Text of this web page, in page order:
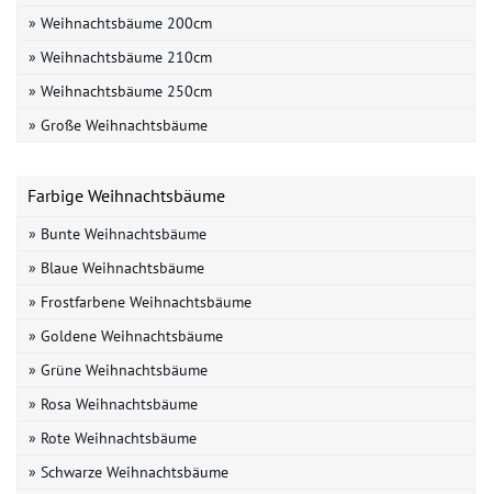
» Weihnachtsbäume 200cm
» Weihnachtsbäume 210cm
» Weihnachtsbäume 250cm
» Große Weihnachtsbäume
Farbige Weihnachtsbäume
» Bunte Weihnachtsbäume
» Blaue Weihnachtsbäume
» Frostfarbene Weihnachtsbäume
» Goldene Weihnachtsbäume
» Grüne Weihnachtsbäume
» Rosa Weihnachtsbäume
» Rote Weihnachtsbäume
» Schwarze Weihnachtsbäume